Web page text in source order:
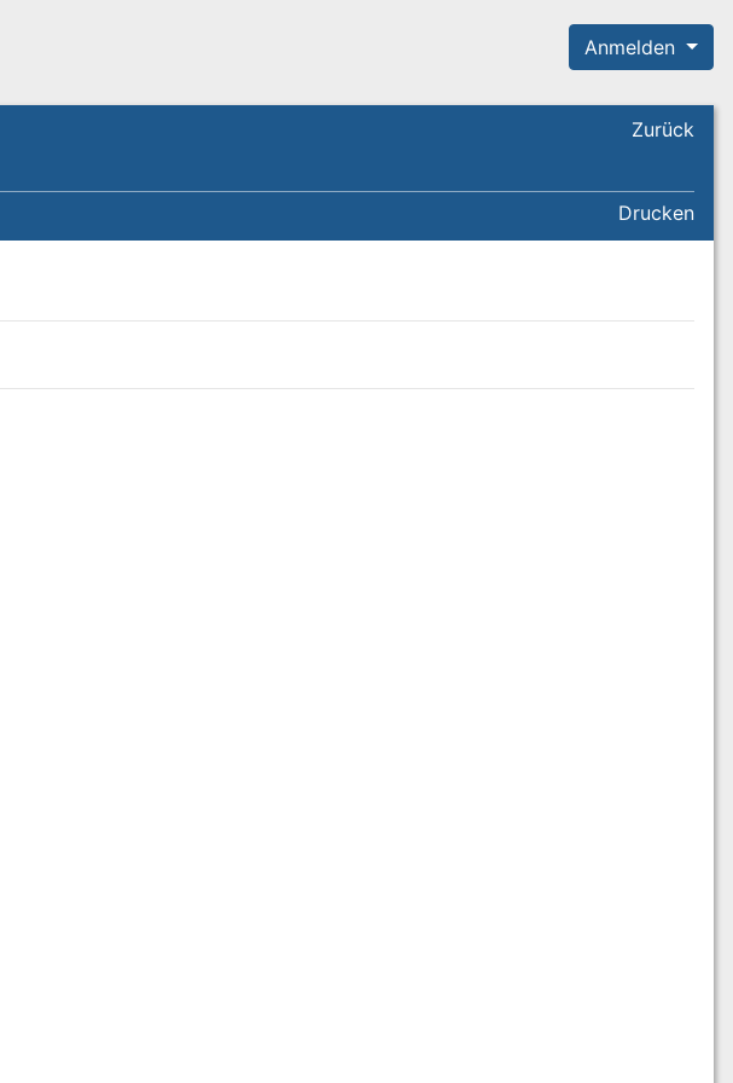
Anmelden
Zurück
Drucken